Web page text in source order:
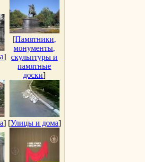
]
[Памятники,
монументы,
скульптуры и
памятные
доски]
] [Улицы и дома]